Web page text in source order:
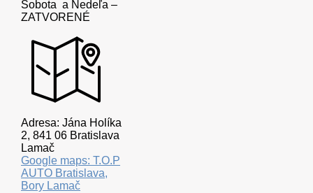
Sobota a Nedeľa –
ZATVORENÉ
Adresa: Jána Holíka
2, 841 06 Bratislava
Lamač
Google maps: T.O.P
AUTO Bratislava,
Bory Lamač